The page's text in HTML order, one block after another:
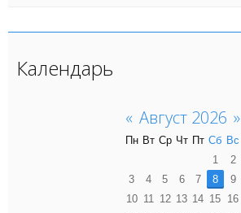
Календарь
« Август 2026 »
Пн Вт Ср Чт Пт Сб Вс
1
2
3
4 5 6 7 8
9
10 11 12 13 14 15 16